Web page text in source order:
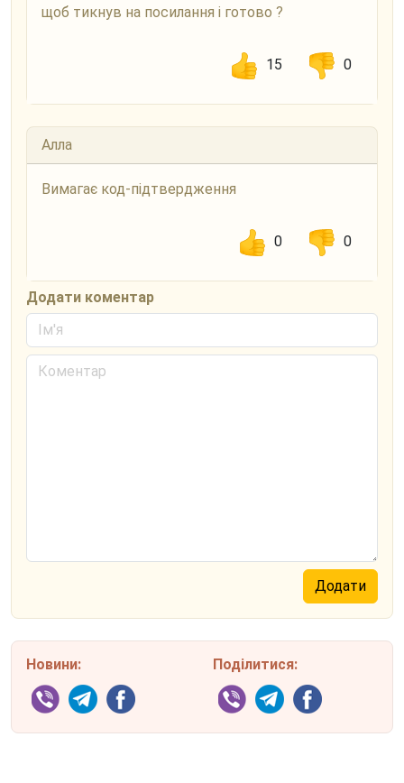
щоб тикнув на посилання і готово ?
15 0
Алла
Вимагає код-підтвердження
0 0
Додати коментар
Новини: Поділитися: